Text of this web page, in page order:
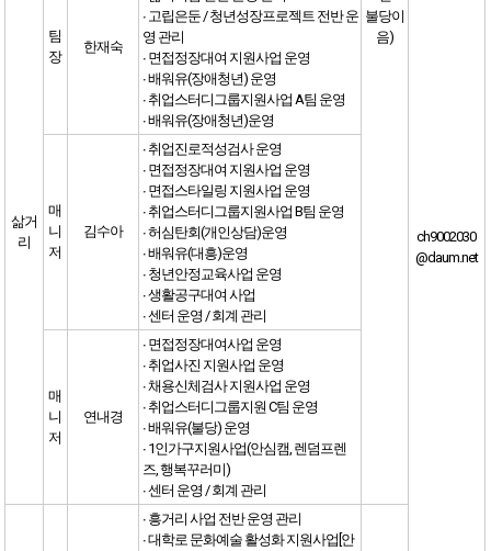
불당이
음)
ch9002030
@daum.net
삶거
리
팀
장
한재숙
∙ 고립은둔 / 청년성장프로젝트 전반 운
영 관리
∙ 면접정장대여 지원사업 운영
∙ 배워유(장애청년) 운영
∙ 취업스터디그룹지원사업 A팀 운영
∙ 배워유(장애청년)운영
매
니
저
김수아
∙ 취업진로적성검사 운영
∙ 면접정장대여 지원사업 운영
∙ 면접스타일링 지원사업 운영
∙ 취업스터디그룹지원사업 B팀 운영
∙ 허심탄회(개인상담)운영
∙ 배워유(대흥)운영
∙ 청년안정교육사업 운영
∙ 생활공구대여 사업
∙ 센터 운영 / 회계 관리
매
니
저
연내경
∙ 면접정장대여사업 운영
∙ 취업사진 지원사업 운영
∙ 채용신체검사 지원사업 운영
∙ 취업스터디그룹지원 C팀 운영
∙ 배워유(불당) 운영
∙ 1인가구지원사업(안심캠, 렌덤프렌
즈, 행복꾸러미)
∙ 센터 운영 / 회계 관리
∙ 흥거리 사업 전반 운영 관리
∙ 대학로 문화예술 활성화 지원사업[안